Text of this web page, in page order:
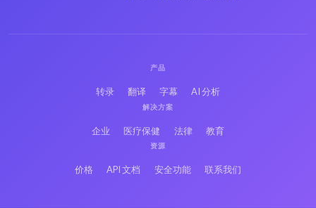
产品
转录 翻译 字幕 AI 分析
解决方案
企业 医疗保健 法律 教育
资源
价格 API 文档 安全功能 联系我们